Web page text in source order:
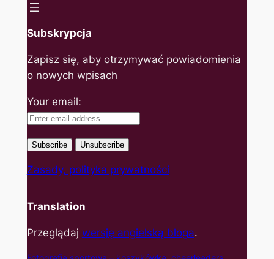
Subskrypcja
Zapisz się, aby otrzymywać powiadomienia
o nowych wpisach
Your email:
Zasady, polityka prywatności
Translation
Przeglądaj wersję angielską bloga.